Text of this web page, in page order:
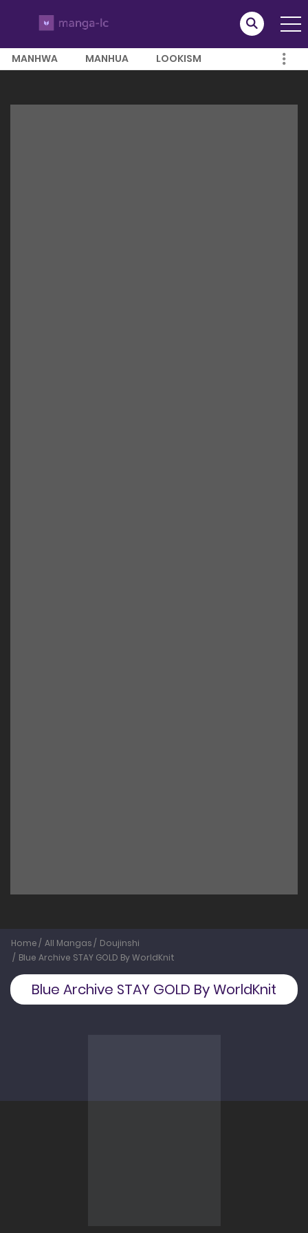
MANHWA MANHUA LOOKISM
Home All Mangas
Doujinshi
Blue Archive STAY GOLD By WorldKnit
Blue Archive STAY GOLD By WorldKnit